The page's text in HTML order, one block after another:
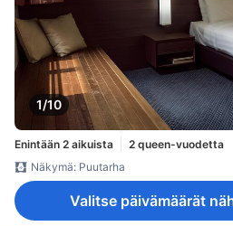
1/10
Enintään 2 aikuista
2 queen-vuodetta
Näkymä: Puutarha
Valitse päivämäärät